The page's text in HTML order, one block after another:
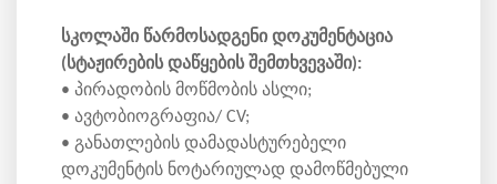
სკოლაში წარმოსადგენი დოკუმენტაცია
(სტაჟირების დაწყების შემთხვევაში):
• პირადობის მოწმობის ასლი;
• ავტობიოგრაფია/ CV;
• განათლების დამადასტურებელი
დოკუმენტის ნოტარიულად დამოწმებული